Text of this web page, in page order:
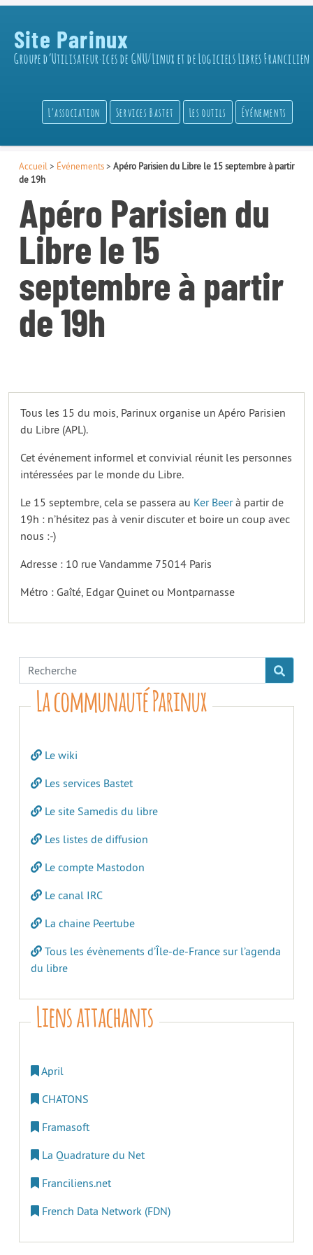
Site Parinux
Groupe d’Utilisateur·ices de GNU/Linux et de Logiciels Libres Francilien
L’association Services Bastet Les outils Événements
Accueil > Événements> Apéro Parisien du Libre le 15 septembre à partir
de 19h
Apéro Parisien du
Libre le 15
septembre à partir
de 19h
Tous les 15 du mois, Parinux organise un Apéro Parisien
du Libre (APL).
Cet événement informel et convivial réunit les personnes
intéressées par le monde du Libre.
Le 15 septembre, cela se passera au Ker Beerà partir de
19h : n’hésitez pas à venir discuter et boire un coup avec
nous :-)
Adresse : 10 rue Vandamme 75014 Paris
Métro : Gaîté, Edgar Quinet ou Montparnasse
La communauté Parinux
Le wiki
Les services Bastet
Le site Samedis du libre
Les listes de diffusion
Le compte Mastodon
Le canal IRC
La chaine Peertube
Tous les évènements d’Île-de-France sur l’agenda
du libre
Liens attachants
April
CHATONS
Framasoft
La Quadrature du Net
Franciliens.net
French Data Network (FDN)